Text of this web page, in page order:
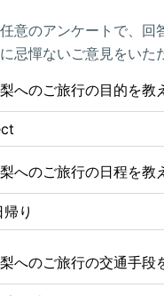
意のアンケートで、
忌憚ないご意見をいた
へのご旅行の目的を教
へのご旅行の日程を教
帰り
へのご旅行の交通手段